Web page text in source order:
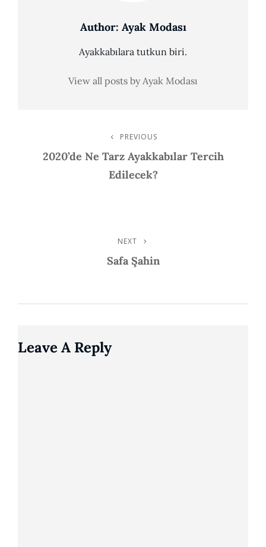
Author: Ayak Modası
Ayakkabılara tutkun biri.
View all posts by Ayak Modası
Navigation
PREVIOUS
2020’de Ne Tarz Ayakkabılar Tercih
Edilecek?
NEXT
Safa Şahin
Leave A Reply